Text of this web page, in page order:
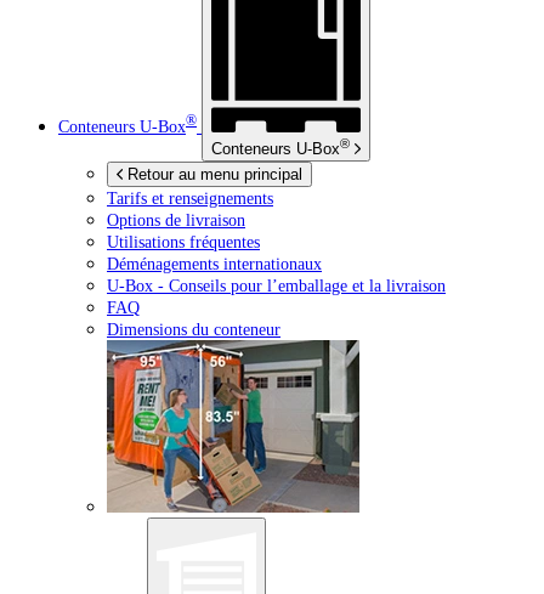
Conteneurs U-Box®
Conteneurs U-Box®
Retour au menu principal
Tarifs et renseignements
Options de livraison
Utilisations fréquentes
Déménagements internationaux
U-Box - Conseils pour l’emballage et la livraison
FAQ
Dimensions du conteneur